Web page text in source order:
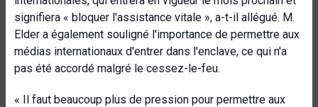
signifiera « bloquer l'assistance vitale », a-t-il allégué. M.
Elder a également souligné l'importance de permettre aux
médias internationaux d'entrer dans l'enclave, ce qui n'a
pas été accordé malgré le cessez-le-feu.
« Il faut beaucoup plus de pression pour permettre aux